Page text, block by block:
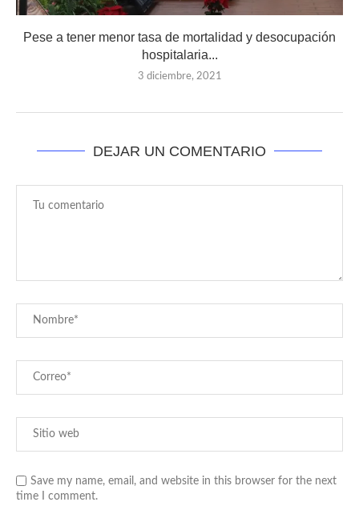
Pese a tener menor tasa de mortalidad y desocupación
hospitalaria...
3 diciembre, 2021
DEJAR UN COMENTARIO
Save my name, email, and website in this browser for the next
time I comment.